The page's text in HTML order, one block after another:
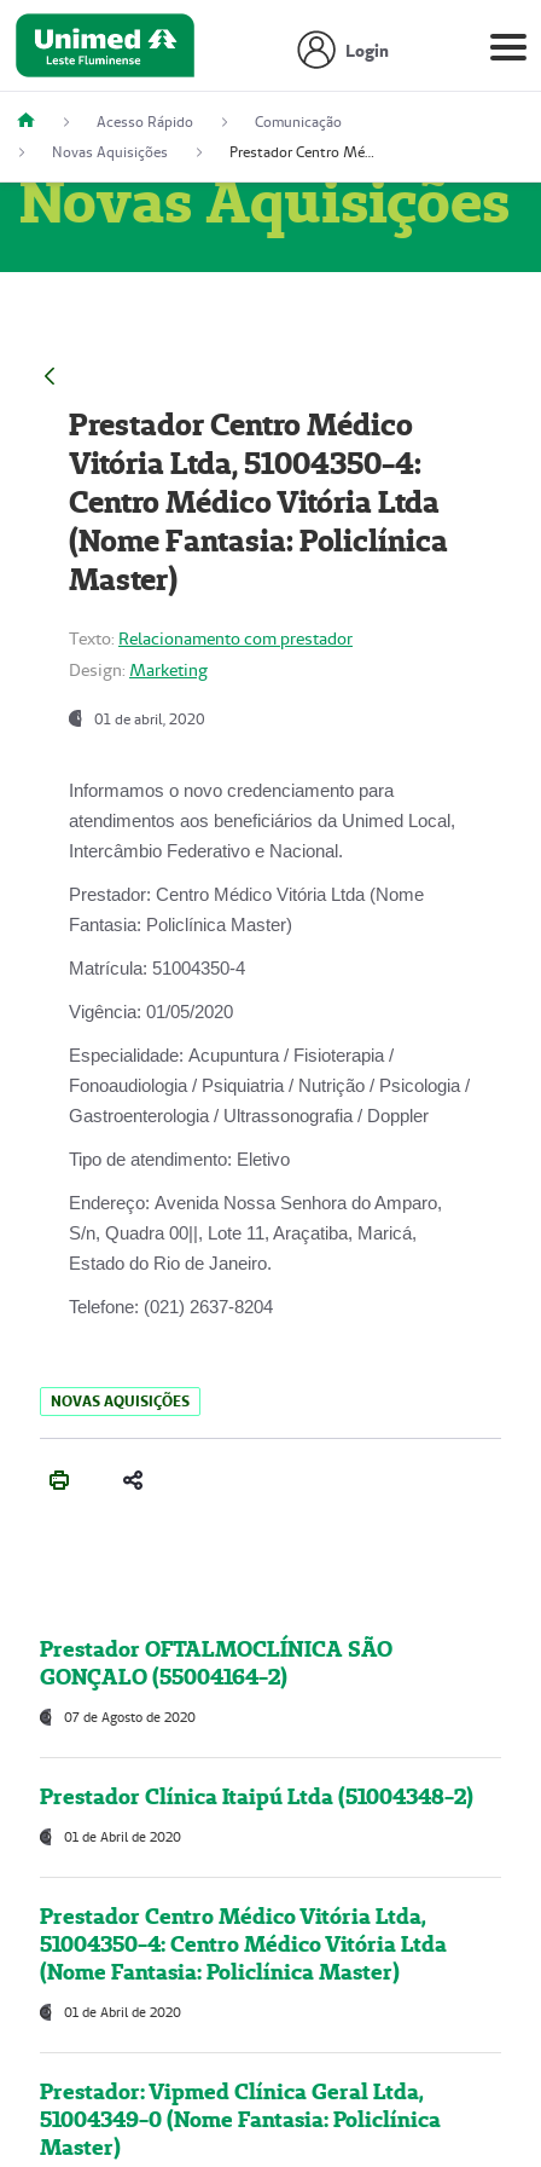
Login
Acesso Rápido
Comunicação
Novas Aquisições
Prestador Centro Médico Vitória Ltda, 51004350-4: Centro Médico Vitória Ltda (Nome Fantasia: Policlínica Master)
Novas Aquisições
Prestador Centro Médico
Vitória Ltda, 51004350-4:
Centro Médico Vitória Ltda
(Nome Fantasia: Policlínica
Master)
Texto: Relacionamento com prestador
Design: Marketing
01 de abril, 2020
Informamos o novo credenciamento para
atendimentos aos beneficiários da Unimed Local,
Intercâmbio Federativo e Nacional.
Prestador: Centro Médico Vitória Ltda (Nome
Fantasia: Policlínica Master)
Matrícula: 51004350-4
Vigência: 01/05/2020
Especialidade: Acupuntura / Fisioterapia /
Fonoaudiologia / Psiquiatria / Nutrição / Psicologia /
Gastroenterologia / Ultrassonografia / Doppler
Tipo de atendimento: Eletivo
Endereço: Avenida Nossa Senhora do Amparo,
S/n, Quadra 00||, Lote 11, Araçatiba, Maricá,
Estado do Rio de Janeiro.
Telefone: (021) 2637-8204
NOVAS AQUISIÇÕES
Prestador OFTALMOCLÍNICA SÃO
GONÇALO (55004164-2)
07 de Agosto de 2020
Prestador Clínica Itaipú Ltda (51004348-2)
01 de Abril de 2020
Prestador Centro Médico Vitória Ltda,
51004350-4: Centro Médico Vitória Ltda
(Nome Fantasia: Policlínica Master)
01 de Abril de 2020
Prestador: Vipmed Clínica Geral Ltda,
51004349-0 (Nome Fantasia: Policlínica
Master)